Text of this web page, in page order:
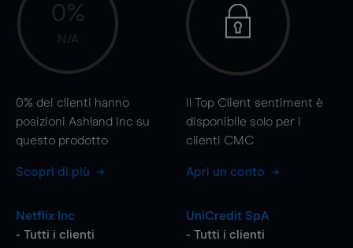
0%
N/A
0% dei clienti hanno
posizioni Ashland Inc su
questo prodotto
Scopri di più
Il Top Client sentiment è
disponibile solo per i
clienti CMC
Apri un conto
Netflix Inc
- Tutti i clienti
UniCredit SpA
- Tutti i clienti